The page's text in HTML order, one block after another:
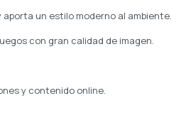
aporta un estilo moderno al ambiente.
con gran calidad de imagen.
y contenido online.